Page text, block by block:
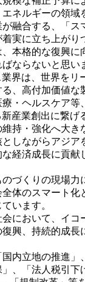
ネルギーの領域
融合する、「ス
実に立ち上がり
本格的な復興に
ならないと思い
界は、世界をリ
、高付加価値な
・ヘルスケア等
産業創出に繋げ
持・強化へ大き
しながらアジア
経済成長に貢献
づくりの現場力
体のスマート化
います。
において、イコ
興、持続的成長
内立地の推進」
、「法人税引下